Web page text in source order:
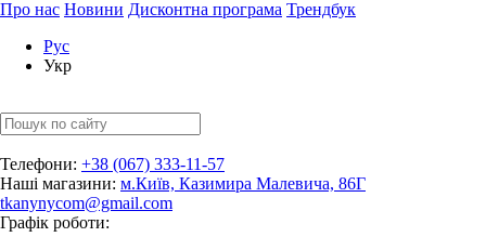
Про нас Новини Дисконтна програма Трендбук
Рус
Укр
Телефони: +38 (067) 333-11-57
Наші магазини: м.Київ, Казимира Малевича, 86Г
tkanynycom@gmail.com
Графік роботи: